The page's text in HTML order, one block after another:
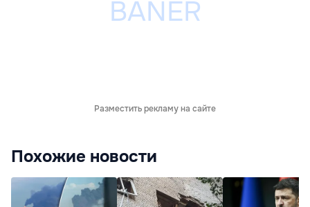
Разместить рекламу на сайте
Похожие новости